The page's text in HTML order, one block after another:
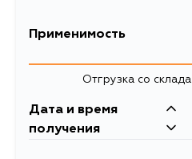
Применимость
Отгрузка со
Дата и время
получения